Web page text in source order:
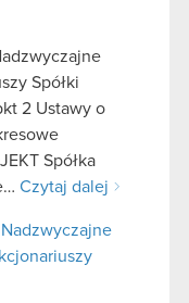
Spółki
2 Ustawy o
Spółka
Czytaj dalej